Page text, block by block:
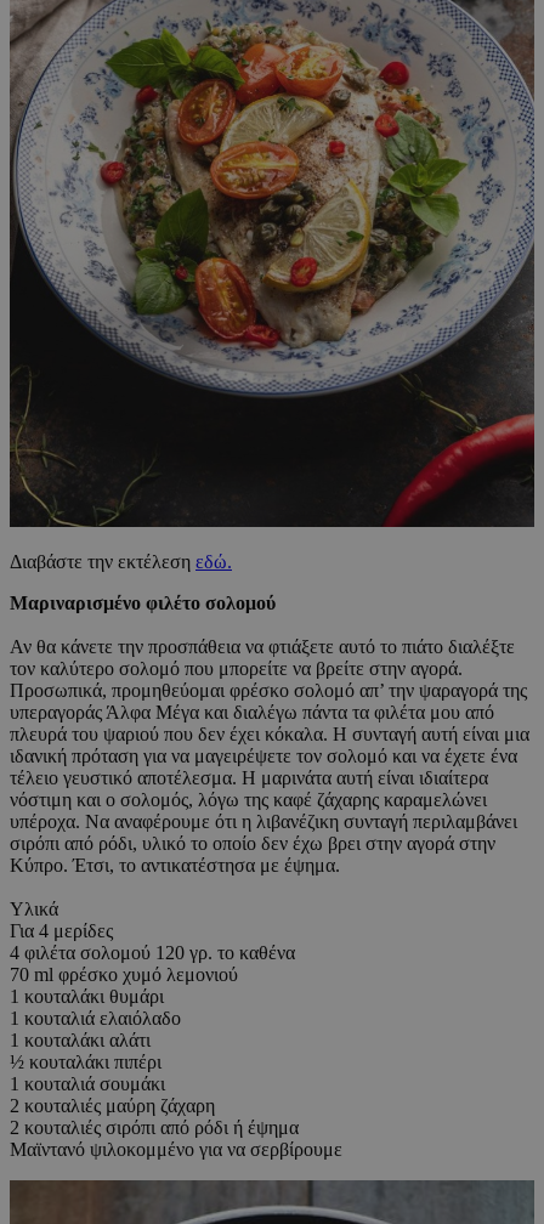
Διαβάστε την εκτέλεση εδώ.
Μαριναρισμένο φιλέτο σολομού
Αν θα κάνετε την προσπάθεια να φτιάξετε αυτό το πιάτο διαλέξτε
τον καλύτερο σολομό που μπορείτε να βρείτε στην αγορά.
Προσωπικά, προμηθεύομαι φρέσκο σολομό απ’ την ψαραγορά της
υπεραγοράς Άλφα Μέγα και διαλέγω πάντα τα φιλέτα μου από
πλευρά του ψαριού που δεν έχει κόκαλα. Η συνταγή αυτή είναι μια
ιδανική πρόταση για να μαγειρέψετε τον σολομό και να έχετε ένα
τέλειο γευστικό αποτέλεσμα. Η μαρινάτα αυτή είναι ιδιαίτερα
νόστιμη και ο σολομός, λόγω της καφέ ζάχαρης καραμελώνει
υπέροχα. Να αναφέρουμε ότι η λιβανέζικη συνταγή περιλαμβάνει
σιρόπι από ρόδι, υλικό το οποίο δεν έχω βρει στην αγορά στην
Κύπρο. Έτσι, το αντικατέστησα με έψημα.
Υλικά
Για 4 μερίδες
4 φιλέτα σολομού 120 γρ. το καθένα
70 ml φρέσκο χυμό λεμονιού
1 κουταλάκι θυμάρι
1 κουταλιά ελαιόλαδο
1 κουταλάκι αλάτι
½ κουταλάκι πιπέρι
1 κουταλιά σουμάκι
2 κουταλιές μαύρη ζάχαρη
2 κουταλιές σιρόπι από ρόδι ή έψημα
Μαϊντανό ψιλοκομμένο για να σερβίρουμε